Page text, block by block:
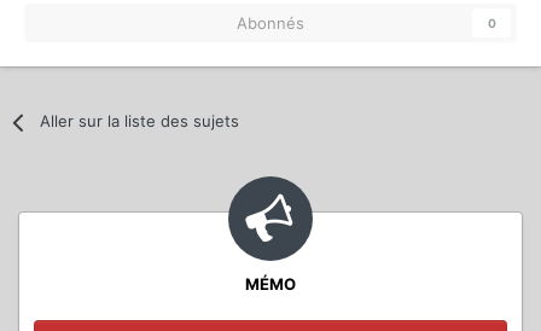
Abonnés 0
Aller sur la liste des sujets
MÉMO